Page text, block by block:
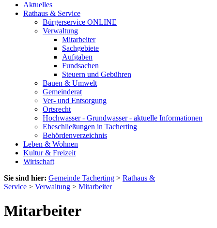
Aktuelles
Rathaus & Service
Bürgerservice ONLINE
Verwaltung
Mitarbeiter
Sachgebiete
Aufgaben
Fundsachen
Steuern und Gebühren
Bauen & Umwelt
Gemeinderat
Ver- und Entsorgung
Ortsrecht
Hochwasser - Grundwasser - aktuelle Informationen
Eheschließungen in Tacherting
Behördenverzeichnis
Leben & Wohnen
Kultur & Freizeit
Wirtschaft
Sie sind hier: Gemeinde Tacherting > Rathaus &
Service > Verwaltung > Mitarbeiter
Mitarbeiter